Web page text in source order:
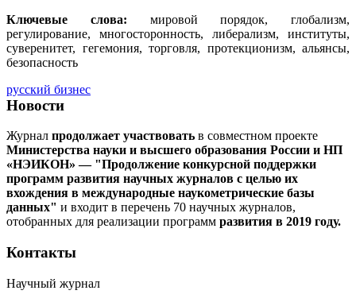
Ключевые слова: мировой порядок, глобализм,
регулирование, многосторонность, либерализм, институты,
суверенитет, гегемония, торговля, протекционизм, альянсы,
безопасность
русский бизнес
Новости
Журнал продолжает участвовать в совместном проекте
Министерства науки и высшего образования России и НП
«НЭИКОН» — "Продолжение конкурсной поддержки
программ развития научных журналов с целью их
вхождения в международные наукометрические базы
данных" и входит в перечень 70 научных журналов,
отобранных для реализации программ развития в 2019 году.
Контакты
Научный журнал